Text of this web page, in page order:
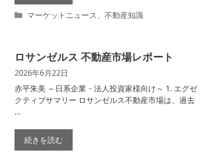
カ
ー
マーケットニュース、 不動産知識
ロサンゼルス 不動産市場レポート
2026年6月22日
赤平朱美 ～日系企業・法人投資家様向け～ 1. エグゼ
クティブサマリー ロサンゼルス不動産市場は、過去
…
続きを読む